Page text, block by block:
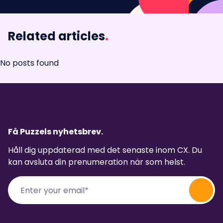
Related articles.
No posts found
Få Puzzels nyhetsbrev.
Håll dig uppdaterad med det senaste inom CX. Du
kan avsluta din prenumeration när som helst.